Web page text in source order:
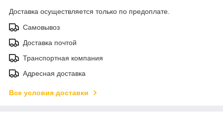
Доставка осуществляется только по предоплате.
Самовывоз
Доставка почтой
Транспортная компания
Адресная доставка
Все условия доставки